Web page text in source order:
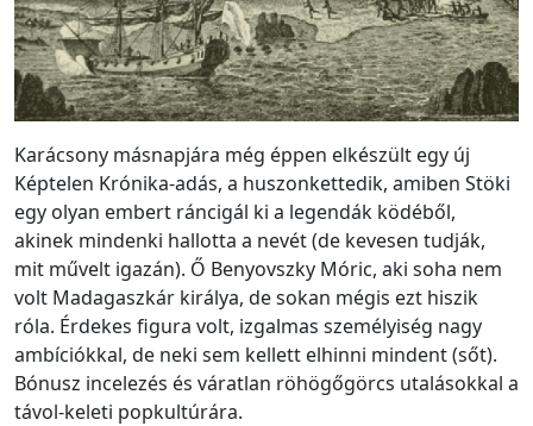
Karácsony másnapjára még éppen elkészült egy új
Képtelen Krónika-adás, a huszonkettedik, amiben Stöki
egy olyan embert ráncigál ki a legendák ködéből,
akinek mindenki hallotta a nevét (de kevesen tudják,
mit művelt igazán). Ő Benyovszky Móric, aki soha nem
volt Madagaszkár királya, de sokan mégis ezt hiszik
róla. Érdekes figura volt, izgalmas személyiség nagy
ambíciókkal, de neki sem kellett elhinni mindent (sőt).
Bónusz incelezés és váratlan röhögőgörcs utalásokkal a
távol-keleti popkultúrára.